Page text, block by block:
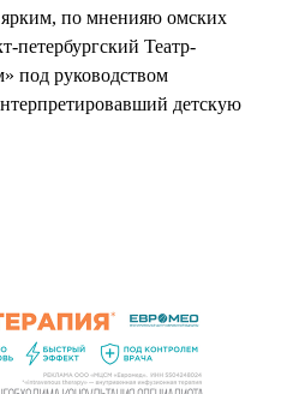
по мненияю омских
петербургский Театр-
под руководством
детскую